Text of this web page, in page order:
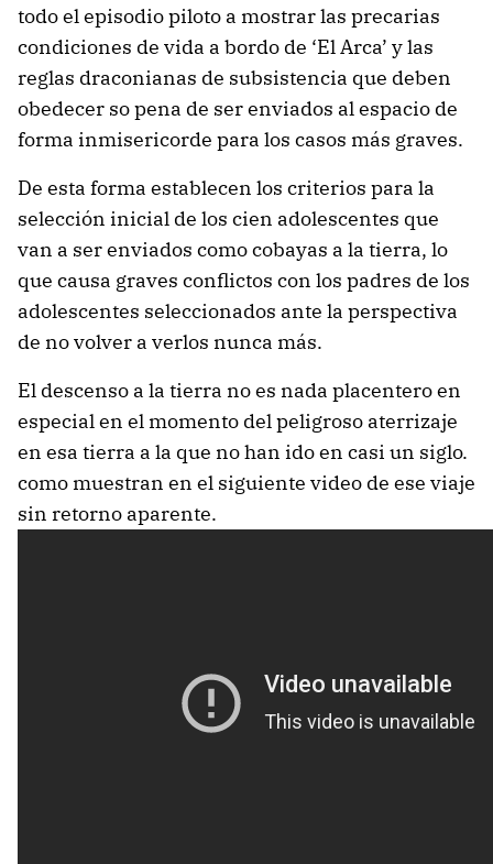
todo el episodio piloto a mostrar las precarias
condiciones de vida a bordo de ‘El Arca’ y las
reglas draconianas de subsistencia que deben
obedecer so pena de ser enviados al espacio de
forma inmisericorde para los casos más graves.
De esta forma establecen los criterios para la
selección inicial de los cien adolescentes que
van a ser enviados como cobayas a la tierra, lo
que causa graves conflictos con los padres de los
adolescentes seleccionados ante la perspectiva
de no volver a verlos nunca más.
El descenso a la tierra no es nada placentero en
especial en el momento del peligroso aterrizaje
en esa tierra a la que no han ido en casi un siglo.
como muestran en el siguiente video de ese viaje
sin retorno aparente.